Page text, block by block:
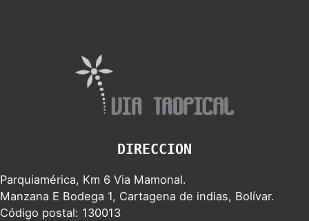
DIRECCION
Parquiamérica, Km 6 Via Mamonal.
Manzana E Bodega 1, Cartagena de indias, Bolívar.
Código postal: 130013